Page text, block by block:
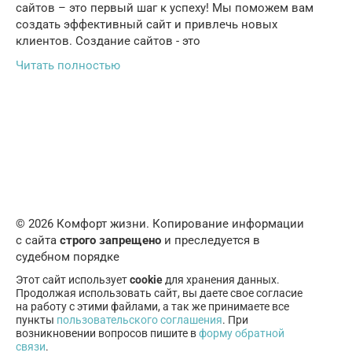
сайтов – это первый шаг к успеху! Мы поможем вам
создать эффективный сайт и привлечь новых
клиентов. Создание сайтов - это
Читать полностью
© 2026 Комфорт жизни. Копирование информации
с сайта строго запрещено и преследуется в
судебном порядке
Этот сайт используетcookieдля хранения данных.
Продолжая использовать сайт, вы даете свое согласие
на работу с этими файлами, а так же принимаете все
пункты пользовательского соглашения. При
возникновении вопросов пишите вформу обратной
связи.